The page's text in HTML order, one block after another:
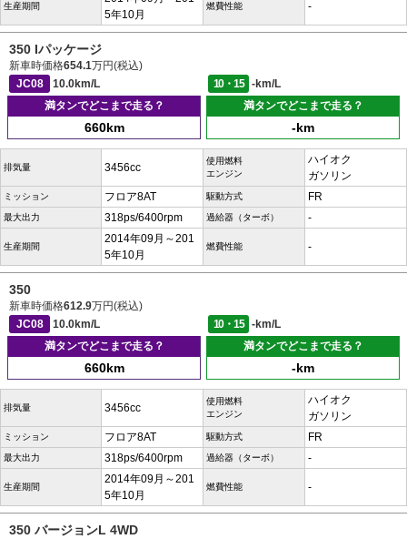
生産期間
5年10月
燃費性能 -
350 Iパッケージ
新車時価格654.1万円(税込)
JC08
10.0km/L 10・15
-km/L
満タンでどこまで走る？
660km
満タンでどこまで走る？
-km
排気量 3456cc
使用燃料
エンジン
ハイオク
ガソリン
ミッション フロア8AT 駆動方式 FR
最大出力 318ps/6400rpm 過給器（ターボ） -
生産期間
2014年09月～201
5年10月
燃費性能 -
350
新車時価格612.9万円(税込)
JC08
10.0km/L 10・15
-km/L
満タンでどこまで走る？
660km
満タンでどこまで走る？
-km
排気量 3456cc
使用燃料
エンジン
ハイオク
ガソリン
ミッション フロア8AT 駆動方式 FR
最大出力 318ps/6400rpm 過給器（ターボ） -
生産期間
2014年09月～201
5年10月
燃費性能 -
350 バージョンL 4WD